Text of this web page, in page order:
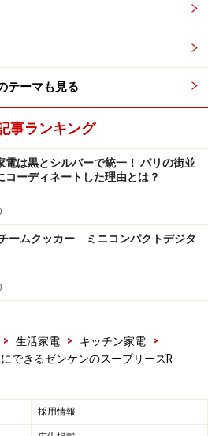
プリーズR」は、実は結婚や出
にもぴったり。私自身、個人的
しいスープが本当に簡単にでき
変わった！」と喜んでもらって
っているので、食後の片付けも
となく美味しいスープを作るこ
スープリーズR」は、
贈るのにもぴったりなイチオシ
・消費電力：ヒーター600W／モ
テーマも見る
事ランキング
電は黒とシルバーで統一！ パリの街並
コーディネートした理由とは？
ームクッカー ミニコンパクトデジタ
> 生活家電 > キッチン家電
>
できるゼンケンのスープリーズR
採用情報